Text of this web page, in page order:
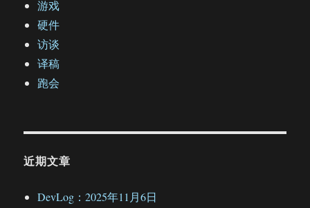
游戏
硬件
访谈
译稿
跑会
近期文章
DevLog：2025年11月6日